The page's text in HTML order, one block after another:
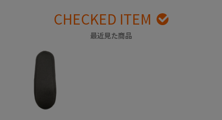
CHECKED ITEM
最近見た商品